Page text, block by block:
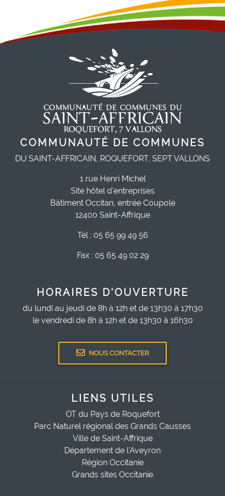
COMMUNAUTÉ DE COMMUNES
DU SAINT-AFFRICAIN, ROQUEFORT, SEPT VALLONS
1 rue Henri Michel
Site hôtel d'entreprises
Bâtiment Occitan, entrée Coupole
12400 Saint-Affrique
Tél : 05 65 99 49 56
Fax : 05 65 49 02 29
HORAIRES D'OUVERTURE
du lundi au jeudi de 8h à 12h et de 13h30 à 17h30
le vendredi de 8h à 12h et de 13h30 à 16h30
NOUS CONTACTER
LIENS UTILES
OT du Pays de Roquefort
Parc Naturel régional des Grands Causses
Ville de Saint-Affrique
Département de l'Aveyron
Région Occitanie
Grands sites Occitanie